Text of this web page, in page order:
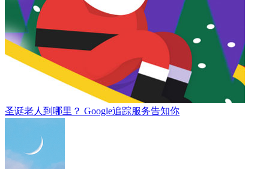
圣诞老人到哪里？ Google追踪服务告知你